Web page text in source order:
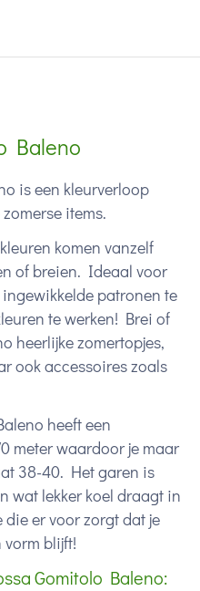
Baleno
is een kleurverloop
items.
komen vanzelf
of breien. Ideaal voor
patronen te
te werken! Brei of
heerlijke zomertopjes,
ook accessoires zoals
heeft een
meter waardoor je maar
38-40. Het garen is
wat lekker koel draagt in
die er voor zorgt dat je
blijft!
Gomitolo Baleno: